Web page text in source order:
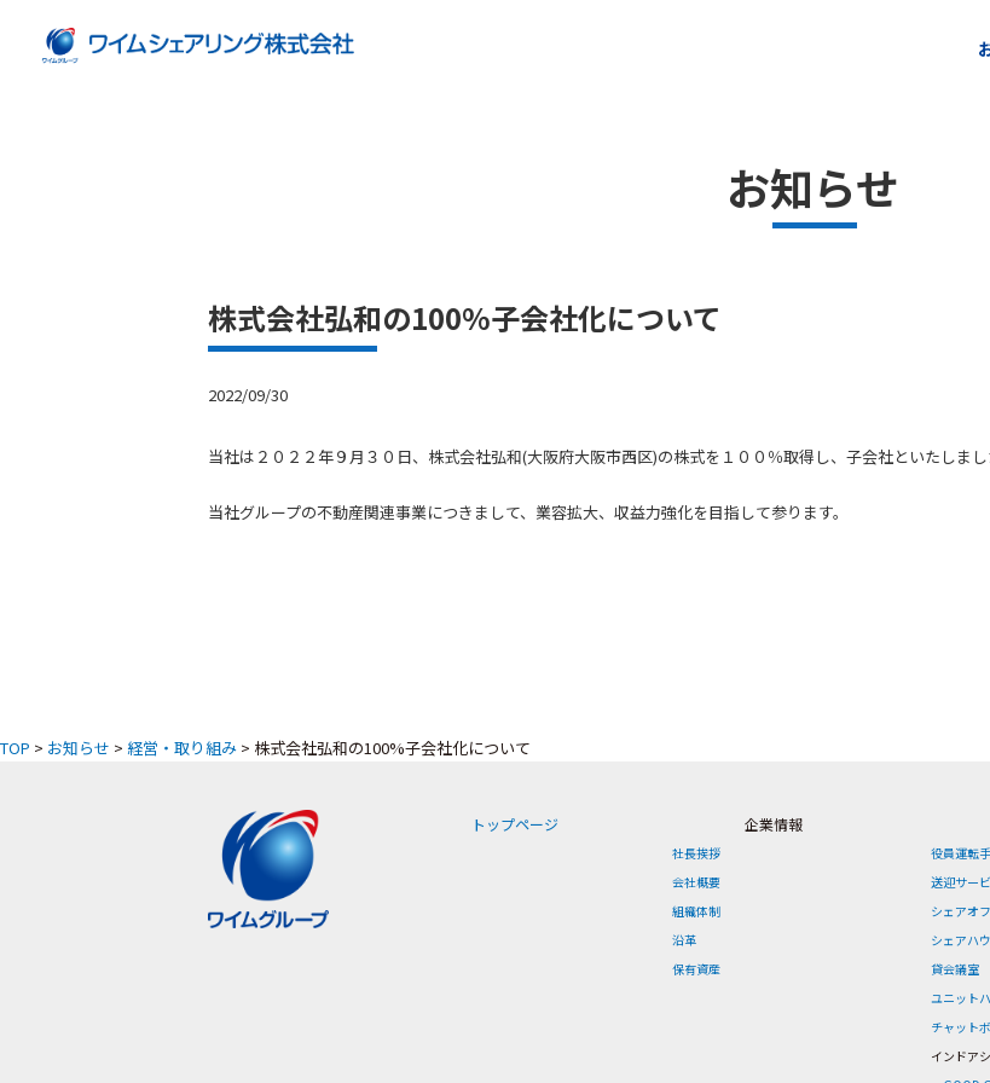
お知らせ
株式会社弘和の100%子会社化について
2022/09/30
当社は２０２２年９月３０日、株式会社弘和(大阪府大阪市西区)の株式を１００％取得し、子会社といたしまし
当社グループの不動産関連事業につきまして、業容拡大、収益力強化を目指して参ります。
TOP > お知らせ > 経営・取り組み > 株式会社弘和の100%子会社化について
トップページ 企業情報
社長挨拶
会社概要
組織体制
沿革
保有資産
役員運転手
送迎サー
シェアオ
シェアハ
貸会議室
ユニット
チャット
インドア